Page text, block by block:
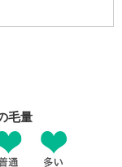
クロフサスグリ果実
フリージアアルバ花
ルミチン酸イソプロ
ジオール、ヒドロキ
モニウムクロリド/
200水添ヒマシ油、ラ
デシル)、クエン酸、
、ジラウロイルグル
アラミドプロピルジ
毛量